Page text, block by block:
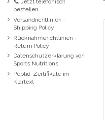
📞 Jetzt telefonisch
bestellen
Versandrichtlinien -
Shipping Policy
Rücknahmerichtlinien -
Return Policy
Datenschutzerklärung von
Sports Nutritions
Peptid-Zertifikate im
Klartext